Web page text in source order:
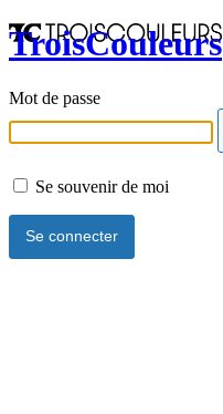
TroisCouleurs
Mot de passe
Se souvenir de moi